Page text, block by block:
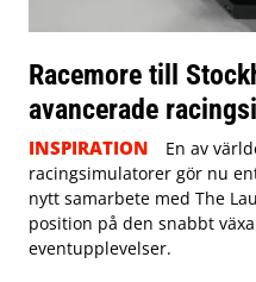
Racemore till
avancerade
INSPIRATION
En av
racingsimulatorer gör nu
nytt samarbete med The
position på den snabbt
eventupplevelser.